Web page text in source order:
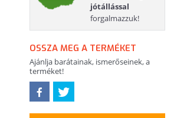
jótállással
forgalmazzuk!
OSSZA MEG A TERMÉKET
Ajánlja barátainak, ismerőseinek, a
terméket!